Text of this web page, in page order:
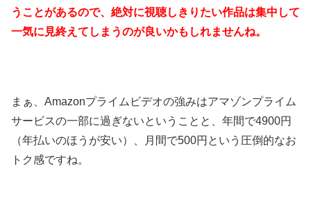
うことがあるので、絶対に視聴しきりたい作品は集中して
一気に見終えてしまうのが良いかもしれませんね。
まぁ、Amazonプライムビデオの強みはアマゾンプライム
サービスの一部に過ぎないということと、年間で4900円
（年払いのほうが安い）、月間で500円という圧倒的なお
トク感ですね。